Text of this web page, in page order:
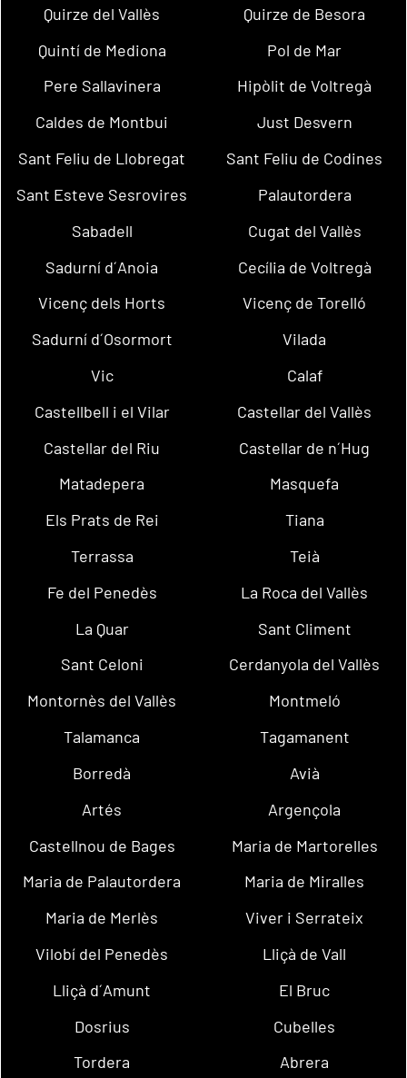
Quirze del Vallès
Quirze de Besora
Quintí de Mediona
Pol de Mar
Pere Sallavinera
Hipòlit de Voltregà
Caldes de Montbui
Just Desvern
Sant Feliu de Llobregat
Sant Feliu de Codines
Sant Esteve Sesrovires
Palautordera
Sabadell
Cugat del Vallès
Sadurní d´Anoia
Cecília de Voltregà
Vicenç dels Horts
Vicenç de Torelló
Sadurní d´Osormort
Vilada
Vic
Calaf
Castellbell i el Vilar
Castellar del Vallès
Castellar del Riu
Castellar de n´Hug
Matadepera
Masquefa
Els Prats de Rei
Tiana
Terrassa
Teià
Fe del Penedès
La Roca del Vallès
La Quar
Sant Climent
Sant Celoni
Cerdanyola del Vallès
Montornès del Vallès
Montmeló
Talamanca
Tagamanent
Borredà
Avià
Artés
Argençola
Castellnou de Bages
Maria de Martorelles
Maria de Palautordera
Maria de Miralles
Maria de Merlès
Viver i Serrateix
Vilobí del Penedès
Lliçà de Vall
Lliçà d´Amunt
El Bruc
Dosrius
Cubelles
Tordera
Abrera